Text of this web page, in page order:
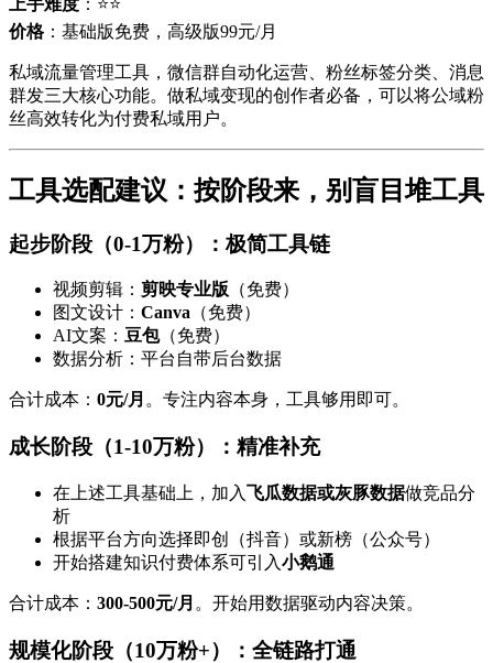
价格：基础版免费，高级版99元/月
私域流量管理工具，微信群自动化运营、粉丝标签分类、消息
群发三大核心功能。做私域变现的创作者必备，可以将公域粉
丝高效转化为付费私域用户。
工具选配建议：按阶段来，别盲目堆工具
起步阶段（0-1万粉）：极简工具链
视频剪辑： 剪映专业版 （免费）
图文设计： Canva （免费）
AI文案： 豆包（免费）
数据分析：平台自带后台数据
合计成本： 0元/月 。专注内容本身，工具够用即可。
成长阶段（1-10万粉）：精准补充
在上述工具基础上，加入飞瓜数据或灰豚数据做竞品分
析
根据平台方向选择即创（抖音）或新榜（公众号）
开始搭建知识付费体系可引入小鹅通
合计成本： 300-500元/月 。开始用数据驱动内容决策。
规模化阶段（10万粉+）：全链路打通